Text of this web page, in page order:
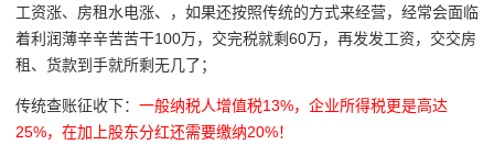
工资涨、房租水电涨、，如果还按照传统的方式来经营，经常会面临
着利润薄辛辛苦苦干100万，交完税就剩60万，再发发工资，交交房
租、货款到手就所剩无几了；
传统查账征收下： 一般纳税人增值税13%，企业所得税更是高达
25%，在加上股东分红还需要缴纳20%！